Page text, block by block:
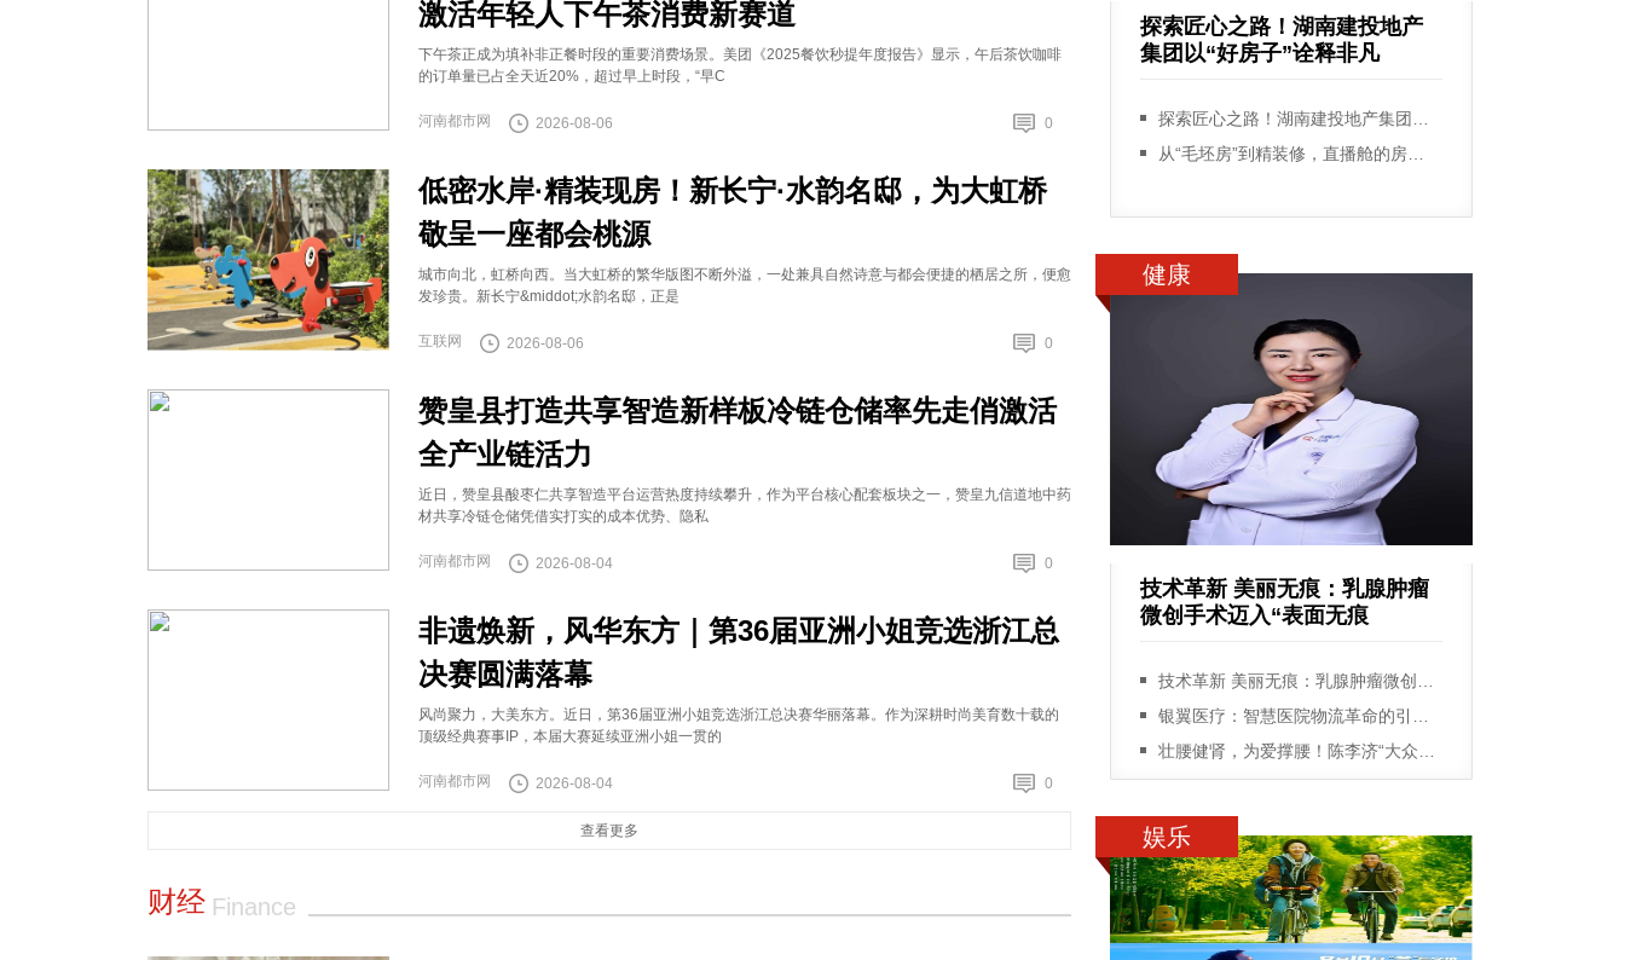
激活年轻人下午茶消费新赛道
下午茶正成为填补非正餐时段的重要消费场景。美团《2025餐饮秒提年度报告》显示，午后茶饮咖啡
的订单量已占全天近20%，超过早上时段，“早C
0
河南都市网 2026-08-06
低密水岸·精装现房！新长宁·水韵名邸，为大虹桥
敬呈一座都会桃源
城市向北，虹桥向西。当大虹桥的繁华版图不断外溢，一处兼具自然诗意与都会便捷的栖居之所，便愈
发珍贵。新长宁&middot;水韵名邸，正是
0
互联网 2026-08-06
赞皇县打造共享智造新样板冷链仓储率先走俏激活
全产业链活力
近日，赞皇县酸枣仁共享智造平台运营热度持续攀升，作为平台核心配套板块之一，赞皇九信道地中药
材共享冷链仓储凭借实打实的成本优势、隐私
0
河南都市网 2026-08-04
非遗焕新，风华东方｜第36届亚洲小姐竞选浙江总
决赛圆满落幕
风尚聚力，大美东方。近日，第36届亚洲小姐竞选浙江总决赛华丽落幕。作为深耕时尚美育数十载的
顶级经典赛事IP，本届大赛延续亚洲小姐一贯的
0
河南都市网 2026-08-04
查看更多
财经 Finance
探索匠心之路！湖南建投地产
集团以“好房子”诠释非凡
健康
技术革新 美丽无痕：乳腺肿瘤
微创手术迈入“表面无痕
娱乐